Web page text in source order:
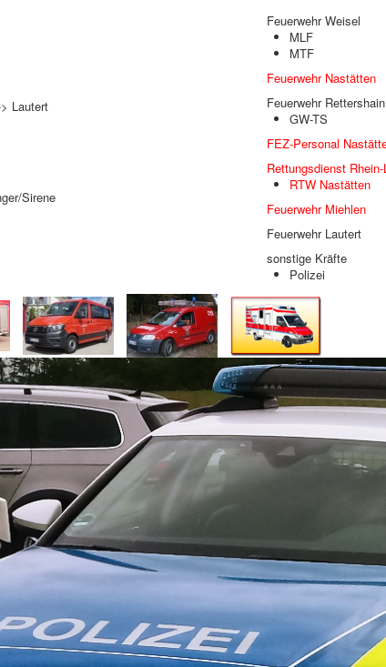
Lautert
Sirene
Feuerwehr Weisel
MLF
MTF
Feuerwehr Nastätten
Feuerwehr Rettershain
GW-TS
FEZ-Personal
Rettungsdienst
RTW Nastätten
Feuerwehr Miehlen
Feuerwehr Lautert
sonstige Kräfte
Polizei